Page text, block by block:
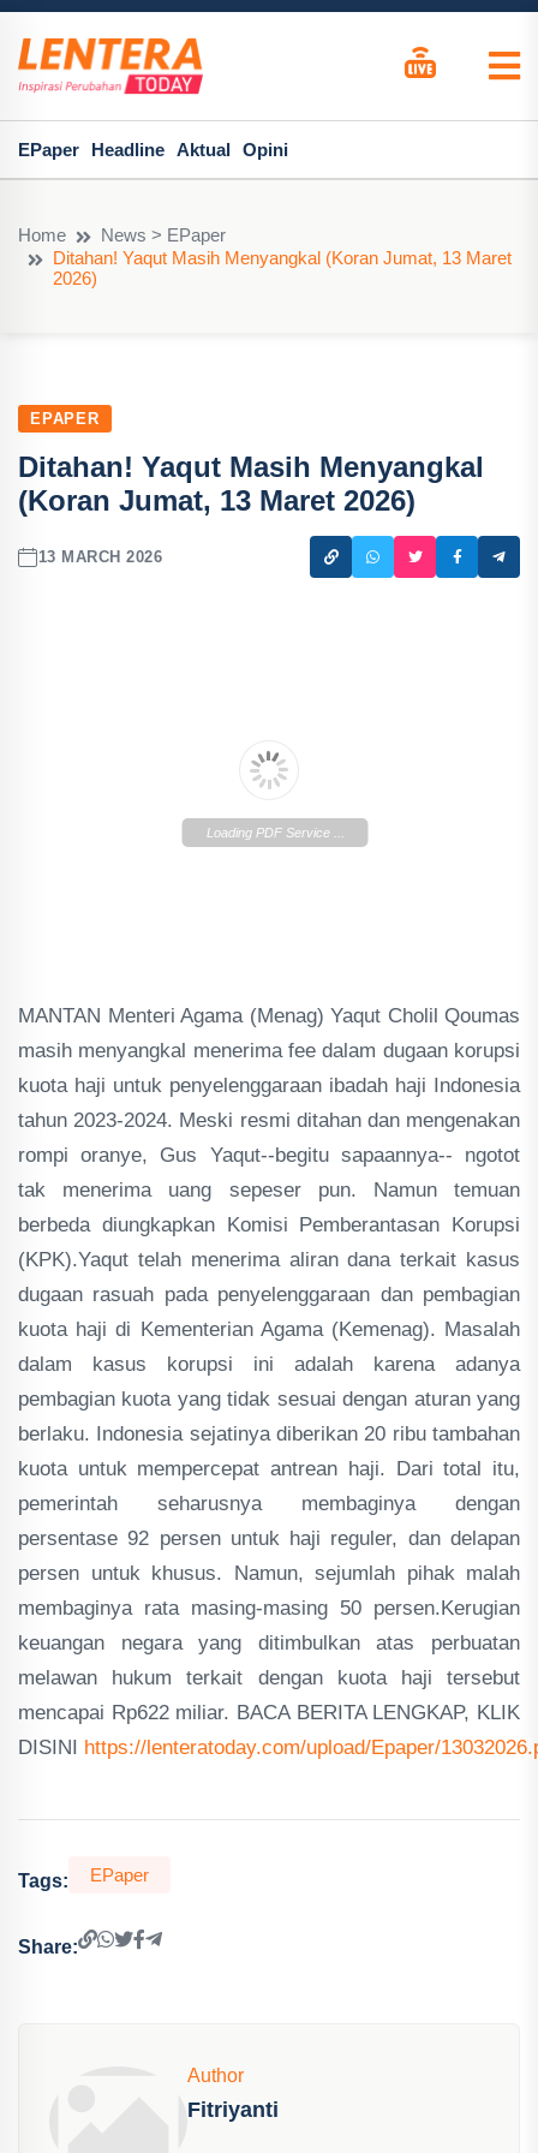
EPaper Headline Aktual Opini
Home
News > EPaper
Ditahan! Yaqut Masih Menyangkal (Koran Jumat, 13 Maret
2026)
EPAPER
Ditahan! Yaqut Masih Menyangkal
(Koran Jumat, 13 Maret 2026)
13 MARCH 2026
Loading PDF Service ...
MANTAN Menteri Agama (Menag) Yaqut Cholil Qoumas
masih menyangkal menerima fee dalam dugaan korupsi
kuota haji untuk penyelenggaraan ibadah haji Indonesia
tahun 2023-2024. Meski resmi ditahan dan mengenakan
rompi oranye, Gus Yaqut--begitu sapaannya-- ngotot
tak menerima uang sepeser pun. Namun temuan
berbeda diungkapkan Komisi Pemberantasan Korupsi
(KPK).Yaqut telah menerima aliran dana terkait kasus
dugaan rasuah pada penyelenggaraan dan pembagian
kuota haji di Kementerian Agama (Kemenag). Masalah
dalam kasus korupsi ini adalah karena adanya
pembagian kuota yang tidak sesuai dengan aturan yang
berlaku. Indonesia sejatinya diberikan 20 ribu tambahan
kuota untuk mempercepat antrean haji. Dari total itu,
pemerintah seharusnya membaginya dengan
persentase 92 persen untuk haji reguler, dan delapan
persen untuk khusus. Namun, sejumlah pihak malah
membaginya rata masing-masing 50 persen.Kerugian
keuangan negara yang ditimbulkan atas perbuatan
melawan hukum terkait dengan kuota haji tersebut
mencapai Rp622 miliar. BACA BERITA LENGKAP, KLIK
DISINI https://lenteratoday.com/upload/Epaper/
Tags: EPaper
Share:
Author
Fitriyanti